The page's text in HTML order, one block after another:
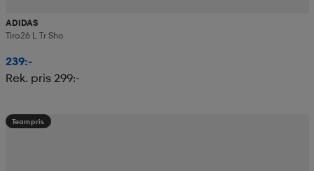
ADIDAS
Tiro26 L Tr Sho
239:-
Rek. pris 299:-
Teampris